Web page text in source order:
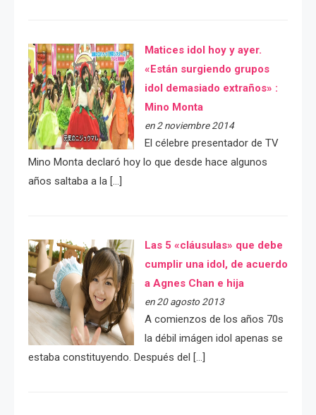
Matices idol hoy y ayer.
«Están surgiendo grupos
idol demasiado extraños» :
Mino Monta
en 2 noviembre 2014
El célebre presentador de TV
Mino Monta declaró hoy lo que desde hace algunos
años saltaba a la […]
Las 5 «cláusulas» que debe
cumplir una idol, de acuerdo
a Agnes Chan e hija
en 20 agosto 2013
A comienzos de los años 70s
la débil imágen idol apenas se
estaba constituyendo. Después del […]